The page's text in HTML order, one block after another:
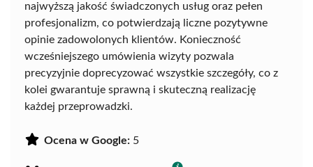
najwyższą jakość świadczonych usług oraz pełen
profesjonalizm, co potwierdzają liczne pozytywne
opinie zadowolonych klientów. Konieczność
wcześniejszego umówienia wizyty pozwala
precyzyjnie doprecyzować wszystkie szczegóły, co z
kolei gwarantuje sprawną i skuteczną realizację
każdej przeprowadzki.
Ocena w Google: 5